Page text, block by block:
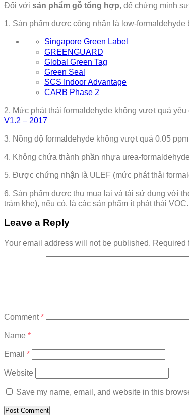
Đối với sản phẩm gỗ tổng hợp, để chứng minh
1. Sản phẩm được công nhận là low-
Singapore Green Label
GREENGUARD
Global Green Tag
Green Seal
SCS Indoor Advantage
CARB Phase 2
2. Mức phát thải formaldehyde không vượt quá
V1.2 – 2017
3. Nồng độ formaldehyde không vượt quá 0.05
4. Không chứa thành phần nhựa urea-
5. Được chứng nhận là ULEF (mức phát thải
6. Sản phẩm được thu mua lại và tái sử dụng với
trám khe), nếu có, là các sản phẩm ít phát thải VOC.
Leave a Reply
Your email address will not be published. Required
Comment*
Name *
Email *
Website
Save my name, email, and website in this